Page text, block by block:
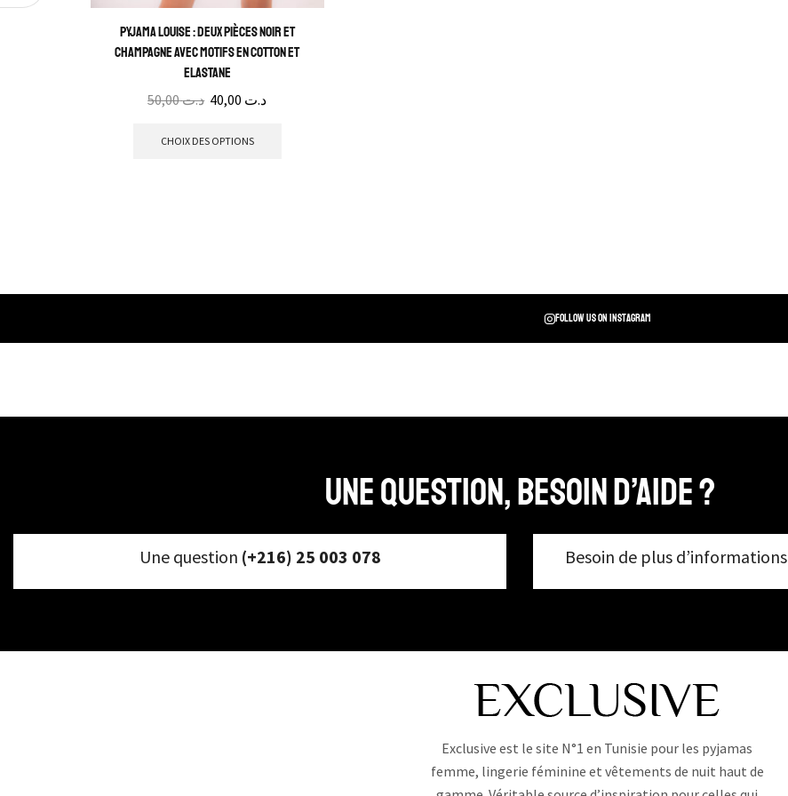
Pyjama Louise : Deux pièces noir et
champagne avec motifs en cotton et
elastane
د.ت50,00 د.ت
CHOIX DES OPTIONS
Follow us on instagram
Une question, Besoin d’aide ?
Une question (+216) 25 003 078 Besoin de plus d’informations
Exclusive est le site N°1 en Tunisie pour les pyjamas
femme, lingerie féminine et vêtements de nuit haut de